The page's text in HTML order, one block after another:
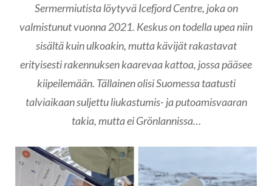
Sermermiutista löytyvä Icefjord Centre, joka on
valmistunut vuonna 2021. Keskus on todella upea niin
sisältä kuin ulkoakin, mutta kävijät rakastavat
erityisesti rakennuksen kaarevaa kattoa, jossa pääsee
kiipeilemään. Tällainen olisi Suomessa taatusti
talviaikaan suljettu liukastumis- ja putoamisvaaran
takia, mutta ei Grönlannissa…